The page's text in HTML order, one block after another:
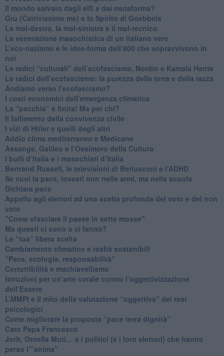
​Il mondo salvato dagli elfi e dai mutaforma?
Gru (Cattivissimo me) e lo Spirito di Goebbels
​La mal-destra, la mal-sinistra e il mal-tecnico
​La venerazione masochistica di un italiano vero
​L’eco-nazismo e le idee-forma dell’800 che sopravvivono in
noi
​Le radici “culturali” dell’ecofascismo, Nordio e Kamala Harris
Le radici dell’ecofascismo: la purezza della terra e della razza
Andiamo verso l’ecofascismo?
I costi economici dell’emergenza climatica
​La “pacchia” è finita! Ma per chi?
​Il fallimento della convivenza civile
​I vizi di Hitler e quelli degli altri
Addio clima mediterraneo e Medicane
​Assange, Galileo e l’Ossimoro della Cultura
​I bulli d’Italia e i masochisti d’Italia
​Bertrand Russell, le televisioni di Berlusconi e l’ADHD
​Se vuoi la pace, investi non nelle armi, ma nella scuola
​Dichiara pace
​Appello agli elettori ad una scelta profonda del voto e del non
voto
"Come sfasciare il paese in sette mosse"
​Ma questi ci sono o ci fanno?
​Le “tua” libera scelta
Cambiamento climatico e realtà sostenibili
“Pace, ecologia, responsabilità”
​Corruttibilità e machiavellismo
Istruzioni per un’arte corale contro l’oggettivizzazione
dell’Essere
​L’MMPI e il mito della valutazione “oggettiva” dei test
psicologici
Come migliorare la proposta “pace terra dignità”
Caro Papa Francesco
​Jorit, Ornella Muti… e i politici (e i loro elettori) che hanno
perso l’”anima”